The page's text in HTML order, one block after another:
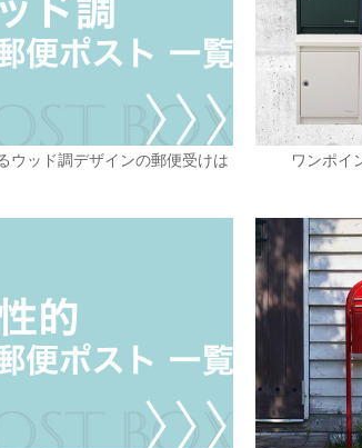
ウッド調デザインの郵便受けは
ワンポイ